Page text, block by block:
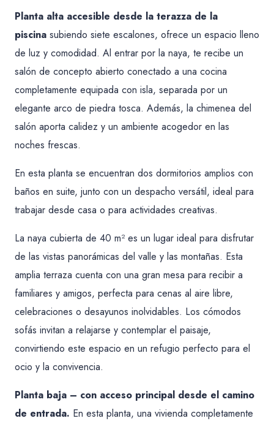
Planta alta accesible desde la terazza de la
piscina subiendo siete escalones, ofrece un espacio lleno
de luz y comodidad. Al entrar por la naya, te recibe un
salón de concepto abierto conectado a una cocina
completamente equipada con isla, separada por un
elegante arco de piedra tosca. Además, la chimenea del
salón aporta calidez y un ambiente acogedor en las
noches frescas.
En esta planta se encuentran dos dormitorios amplios con
baños en suite, junto con un despacho versátil, ideal para
trabajar desde casa o para actividades creativas.
La naya cubierta de 40 m² es un lugar ideal para disfrutar
de las vistas panorámicas del valle y las montañas. Esta
amplia terraza cuenta con una gran mesa para recibir a
familiares y amigos, perfecta para cenas al aire libre,
celebraciones o desayunos inolvidables. Los cómodos
sofás invitan a relajarse y contemplar el paisaje,
convirtiendo este espacio en un refugio perfecto para el
ocio y la convivencia.
Planta baja – con acceso principal desde el camino
de entrada. En esta planta, una vivienda completamente